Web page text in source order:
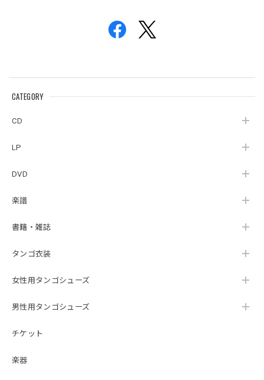
CATEGORY
CD
LP
DVD
楽譜
書籍・雑誌
タンゴ衣装
女性用タンゴシューズ
男性用タンゴシューズ
チケット
楽器